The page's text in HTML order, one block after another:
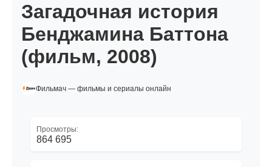
Загадочная история
Бенджамина Баттона
(фильм, 2008)
Фильмач — фильмы и сериалы онлайн
Просмотры:
864 695